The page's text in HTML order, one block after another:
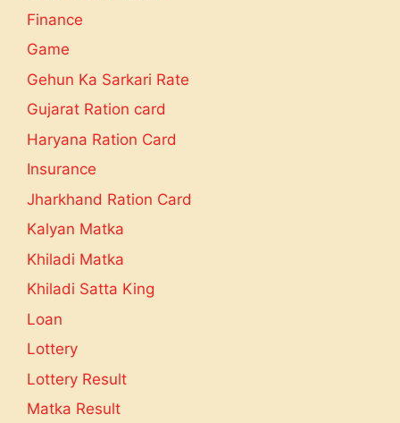
Finance
Game
Gehun Ka Sarkari Rate
Gujarat Ration card
Haryana Ration Card
Insurance
Jharkhand Ration Card
Kalyan Matka
Khiladi Matka
Khiladi Satta King
Loan
Lottery
Lottery Result
Matka Result